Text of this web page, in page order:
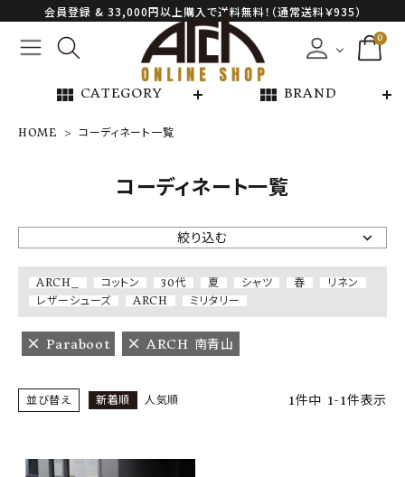
会員登録 & 33,000円以上購入で送料無料！（通常送料￥935）
0
view_module CATEGORY view_module BRAND
NEW ARRIVAL
ARCH EXCLUSIVE
BRAND
CATEGORY
SHOP
INFORMATION
HOME コーディネート一覧
コーディネート一覧
絞り込む
ARCH_ コットン 30代 夏 シャツ 春
リネン
レザーシューズ
ARCH ミリタリー
Paraboot ARCH 南青山
並び替え 新着順 人気順 1件中 1-1件表示